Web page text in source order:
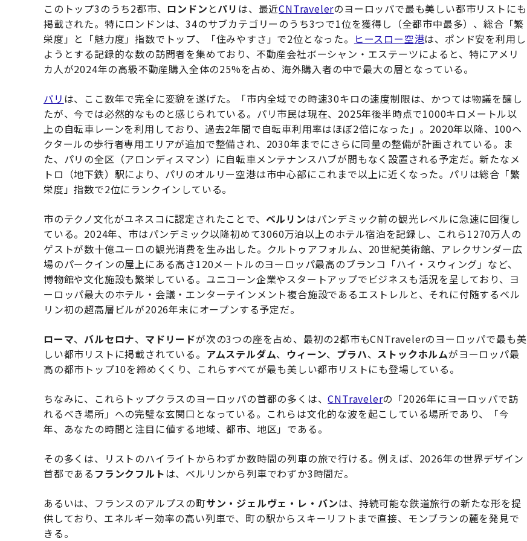
このトップ3のうち2都市、 ロンドン とパリ は、最近CNTravelerのヨーロッパで最も美しい都市リストにも
掲載された。特にロンドンは、34のサブカテゴリーのうち3つで1位を獲得し（全都市中最多）、総合「繁
栄度」と「魅力度」指数でトップ、「住みやすさ」で2位となった。 ヒースロー空港は、ポンド安を利用し
ようとする記録的な数の訪問者を集めており、不動産会社ボーシャン・エステーツによると、特にアメリ
カ人が2024年の高級不動産購入全体の25%を占め、海外購入者の中で最大の層となっている。
パリ は、ここ数年で完全に変貌を遂げた。「市内全域での時速30キロの速度制限は、かつては物議を醸し
たが、今では必然的なものと感じられている。パリ市民は現在、2025年後半時点で1000キロメートル以
上の自転車レーンを利用しており、過去2年間で自転車利用率はほぼ2倍になった」。2020年以降、100ヘ
クタールの歩行者専用エリアが追加で整備され、2030年までにさらに同量の整備が計画されている。ま
た、パリの全区（アロンディスマン）に自転車メンテナンスハブが間もなく設置される予定だ。新たなメ
トロ（地下鉄）駅により、パリのオルリー空港は市中心部にこれまで以上に近くなった。パリは総合「繁
栄度」指数で2位にランクインしている。
市のテクノ文化がユネスコに認定されたことで、 ベルリンはパンデミック前の観光レベルに急速に回復し
ている。2024年、市はパンデミック以降初めて3060万泊以上のホテル宿泊を記録し、これら1270万人の
ゲストが数十億ユーロの観光消費を生み出した。クルトゥアフォルム、20世紀美術館、アレクサンダー広
場のパークインの屋上にある高さ120メートルのヨーロッパ最高のブランコ「ハイ・スウィング」など、
博物館や文化施設も繁栄している。ユニコーン企業やスタートアップでビジネスも活況を呈しており、ヨ
ーロッパ最大のホテル・会議・エンターテインメント複合施設であるエストレルと、それに付随するベル
リン初の超高層ビルが2026年末にオープンする予定だ。
ローマ、 バルセロナ、 マドリードが次の3つの座を占め、最初の2都市もCNTravelerのヨーロッパで最も美
しい都市リストに掲載されている。 アムステルダム、 ウィーン、 プラハ、 ストックホルムがヨーロッパ最
高の都市トップ10を締めくくり、これらすべてが最も美しい都市リストにも登場している。
ちなみに、これらトップクラスのヨーロッパの首都の多くは、CNTravelerの「2026年にヨーロッパで訪
れるべき場所」への完璧な玄関口となっている。これらは文化的な波を起こしている場所であり、「今
年、あなたの時間と注目に値する地域、都市、地区」である。
その多くは、リストのハイライトからわずか数時間の列車の旅で行ける。例えば、2026年の世界デザイン
首都である フランクフルトは、ベルリンから列車でわずか3時間だ。
あるいは、フランスのアルプスの町サン・ジェルヴェ・レ・バンは、持続可能な鉄道旅行の新たな形を提
供しており、エネルギー効率の高い列車で、町の駅からスキーリフトまで直接、モンブランの麓を発見で
きる。